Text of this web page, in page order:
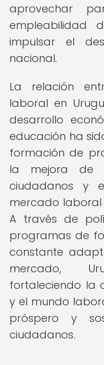
aprovechar
empleabilidad
impulsar el
nacional.
La relación
laboral en
desarrollo
educación ha
formación de
la mejora de
ciudadanos y
mercado laboral
A través de
programas de
constante
mercado,
fortaleciendo la
y el mundo
próspero y
ciudadanos.